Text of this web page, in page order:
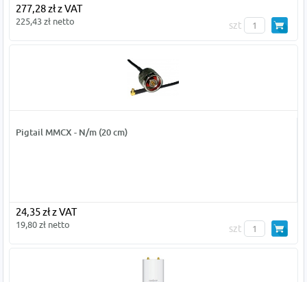
277,28 zł z VAT
225,43 zł netto szt
Pigtail MMCX - N/m (20 cm)
24,35 zł z VAT
19,80 zł netto szt